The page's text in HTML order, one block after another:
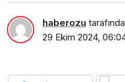
haberozu
29 Ekim 2024,